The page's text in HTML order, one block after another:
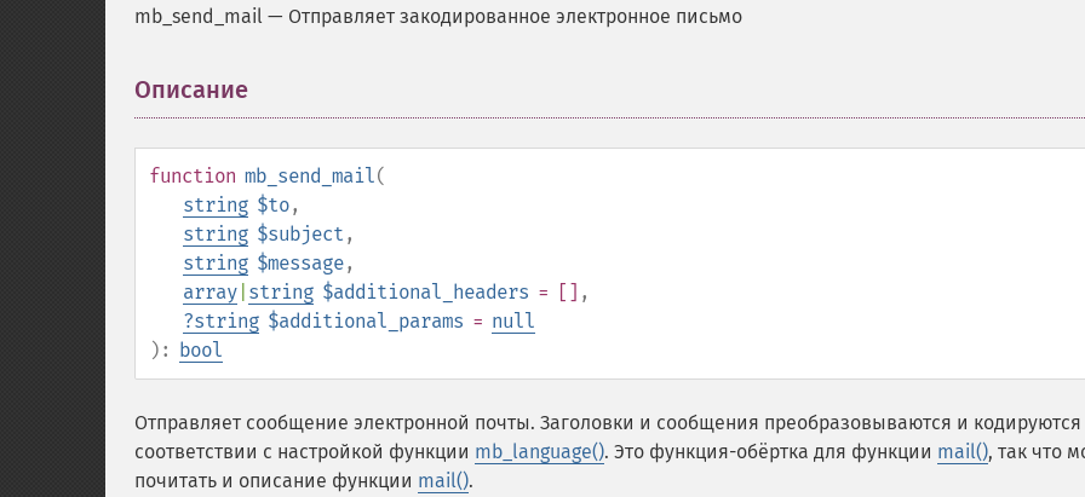
mb_send_mail — Отправляет закодированное электронное письмо
Описание
function mb_send_mail(
string $to,
string $subject ,
string $message,
array string $additional_headers = [] ,
?string $additional_params = null
): bool
Отправляет сообщение электронной почты. Заголовки и сообщения преобразовываются и кодируются
соответствии с настройкой функции mb_language(). Это функция-обёртка для функции mail(), так что
почитать и описание функции mail().